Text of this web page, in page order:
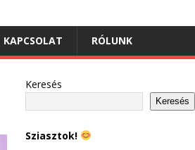
KAPCSOLAT RÓLUNK
Keresés
Keresés
Sziasztok!